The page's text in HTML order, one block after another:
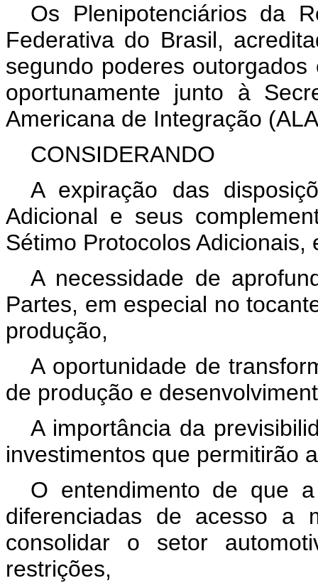
Os Plenipotenciários da
Federativa do Brasil,
segundo poderes
oportunamente junto à
Americana de Integração
CONSIDERANDO
A expiração das
Adicional e seus
Sétimo Protocolos
A necessidade de
Partes, em especial no
produção,
A oportunidade de
de produção e
A importância da
investimentos que permitirão
O entendimento de que
diferenciadas de acesso a
consolidar o setor
restrições,